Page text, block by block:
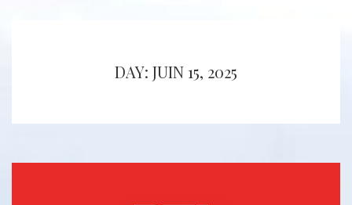
DAY: JUIN 15, 2025